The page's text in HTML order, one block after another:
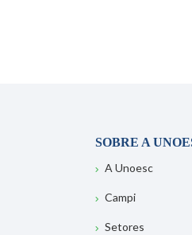
SOBRE A
A Unoesc
Campi
Setores